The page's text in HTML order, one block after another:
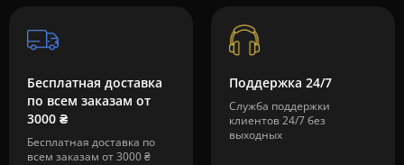
Бесплатная доставка
по всем заказам от
3000 ₴
Бесплатная доставка по
всем заказам от 3000 ₴
Поддержка 24/7
Служба поддержки
клиентов 24/7 без
выходных